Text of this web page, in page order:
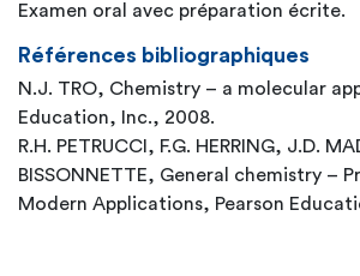
Examen oral avec préparation écrite.
Références bibliographiques
N.J. TRO, Chemistry – a molecular
Education, Inc., 2008.
R.H. PETRUCCI, F.G. HERRING, J.D.
BISSONNETTE, General chemistry –
Modern Applications, Pearson